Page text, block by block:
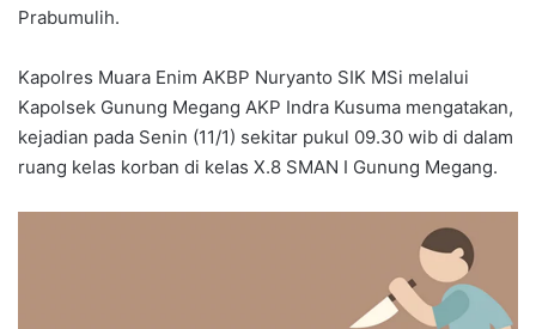
Prabumulih.
Kapolres Muara Enim AKBP Nuryanto SIK MSi melalui
Kapolsek Gunung Megang AKP Indra Kusuma mengatakan,
kejadian pada Senin (11/1) sekitar pukul 09.30 wib di dalam
ruang kelas korban di kelas X.8 SMAN I Gunung Megang.